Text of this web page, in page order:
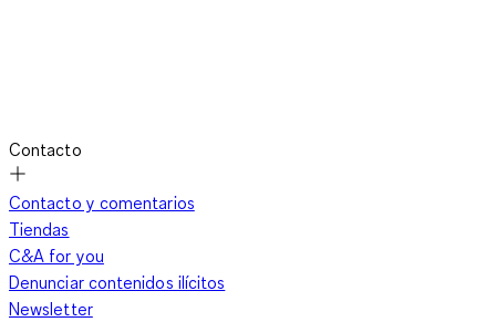
Contacto
Contacto y comentarios
Tiendas
C&A for you
Denunciar contenidos ilícitos
Newsletter